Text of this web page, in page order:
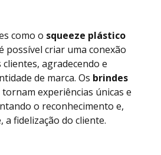
como o squeeze plástico
possível criar uma conexão
agradecendo e
de marca. Os brindes
tornam experiências únicas e
o reconhecimento e,
fidelização do cliente.